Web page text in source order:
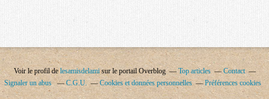
Voir le profil de lesamisdelamisur le portail Overblog Top articles
Contact
Signaler un abus
C.G.U. Cookies et données personnelles Préférences cookies